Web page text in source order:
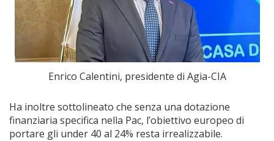
Enrico Calentini, presidente di Agia-CIA
Ha inoltre sottolineato che senza una dotazione
finanziaria specifica nella Pac, l’obiettivo europeo di
portare gli under 40 al 24% resta irrealizzabile.